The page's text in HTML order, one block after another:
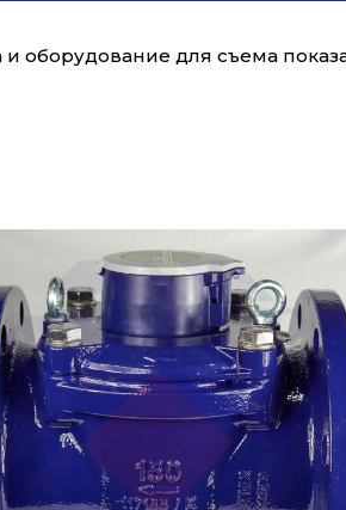
и оборудование для съема